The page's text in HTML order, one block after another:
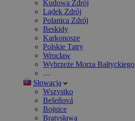
Kudowa Zdrój
Lądek Zdrój
Polanica Zdrój
Beskidy
Karkonosze
Polskie Tatry
Wrocław
Wybrzeże Morza Bałtyckiego
…
Słowacja
Wszystko
Bešeňová
Bojnice
Bratysława